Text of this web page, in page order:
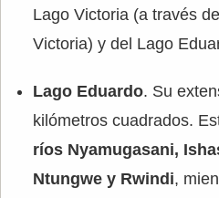
Lago Victoria (a través
Victoria) y del Lago
Lago Eduardo. Su
kilómetros cuadrados.
ríos Nyamugasani,
Ntungwe y Rwindi,